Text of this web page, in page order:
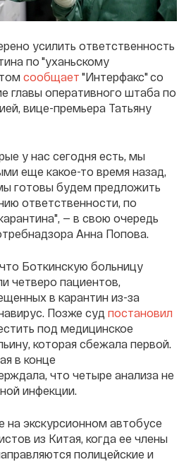
усилить ответственность
по "уханьскому
сообщает "Интерфакс" со
главы оперативного штаба по
вице-премьера Татьяну
у нас сегодня есть, мы
еще какое-то время назад,
готовы будем предложить
ответственности, по
— в свою очередь
Анна Попова.
Боткинскую больницу
четверо пациентов,
в карантин из-за
Позже суд постановил
под медицинское
которая сбежала первой.
в конце
что четыре анализа не
инфекции.
на экскурсионном автобусе
из Китая, когда ее члены
полицейские и